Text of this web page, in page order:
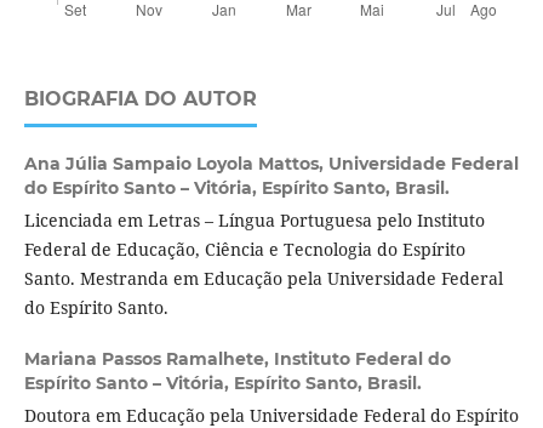
BIOGRAFIA DO AUTOR
Ana Júlia Sampaio Loyola Mattos, Universidade Federal
do Espírito Santo – Vitória, Espírito Santo, Brasil.
Licenciada em Letras – Língua Portuguesa pelo Instituto
Federal de Educação, Ciência e Tecnologia do Espírito
Santo. Mestranda em Educação pela Universidade Federal
do Espírito Santo.
Mariana Passos Ramalhete, Instituto Federal do
Espírito Santo – Vitória, Espírito Santo, Brasil.
Doutora em Educação pela Universidade Federal do Espírito